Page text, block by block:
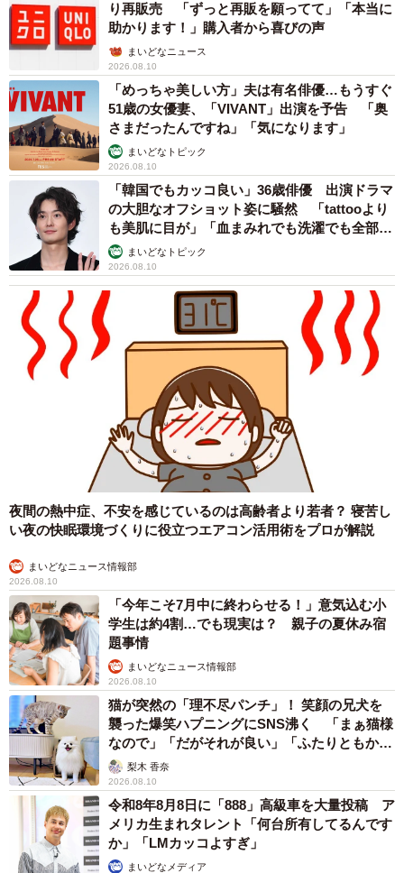
チームには細川新監督の他に、ソフトバンクとオリック
スで通算１８２セーブを記録した熊本出身の馬原孝浩氏
（３８）が投手ゼネラルマネジャーとして加入。整体や鍼
灸の面でもサポートしていくという。熊本・山鹿市民球場
でのキャンプは２８日まで。その間、オリックスや広島の
２軍と宮崎県内でオープン戦を行い、３月２０日に開幕す
る九州独立リーグに備える。開幕後は大分Ｂ－リングスや
四国アイランドリーグｐｌｕｓの各球団、さらに沖縄オー
シャンズ、ソフトバンク３軍とも対戦予定。年間８０試合
を計画している。
「ＰＬの先輩でソフトバンク３軍監督の森さんには一番
にあいさつしてきました」
深瀬さんは高校では４番を打ち、立浪、片岡、野村、橋
本らそうそうたる面々と同期。故障でプロ入りの夢は断た
れ、社会人野球を終えてからは奈良・高田商、母校・ＰＬ
学園のコーチを務め、メロンパンやキムチの販売、飲食業
などにも携わってきた。
「いろんなことをやり、同期のみんなとは違う形だけ
ど、プロ野球球団に辿り着いた。偶然に偶然が重なり、不
思議な感じがしますが、僕はパイプ役としてリーグやチー
ムを盛り上げ、野球で地方創生や復興に取り組み、恩返し
したい」
決して盤石のスタートとは言えない。しかし、物語の始
まりはいつもこんなものだろう。サラマンダーは西洋の伝
説に登場する火の精霊。熱いシーズンになることを願って
やまない。
り再販売 「ずっと再販を願ってて」「本当に
助かります！」購入者から喜びの声
まいどなニュース
2026.08.10
「めっちゃ美しい方」夫は有名俳優…もうすぐ
51歳の女優妻、「VIVANT」出演を予告 「奥
さまだったんですね」「気になります」
まいどなトピック
2026.08.10
「韓国でもカッコ良い」36歳俳優 出演ドラマ
の大胆なオフショット姿に騒然 「tattooより
も美肌に目が」「血まみれでも洗濯でも全部か
っこいい」
まいどなトピック
2026.08.10
夜間の熱中症、不安を感じているのは高齢者より若者？ 寝苦し
い夜の快眠環境づくりに役立つエアコン活用術をプロが解説
まいどなニュース情報部
2026.08.10
「今年こそ7月中に終わらせる！」意気込む小
学生は約4割…でも現実は？ 親子の夏休み宿
題事情
まいどなニュース情報部
2026.08.10
猫が突然の「理不尽パンチ」！ 笑顔の兄犬を
襲った爆笑ハプニングにSNS沸く 「まぁ猫様
なので」「だがそれが良い」「ふたりともかわ
いいね」
梨木 香奈
2026.08.10
令和8年8月8日に「888」高級車を大量投稿 ア
メリカ生まれタレント「何台所有してるんです
か」「LMカッコよすぎ」
まいどなメディア